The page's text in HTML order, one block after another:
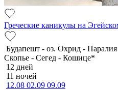
Греческие каникулы на
Будапешт - оз. Охрид -
Скопье - Сегед - Кошице*
12 дней
11 ночей
12.08 02.09 09.09